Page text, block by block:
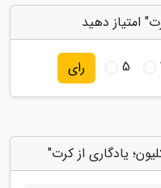
امتیاز دهید
5 رای
یادگاری از کرت"